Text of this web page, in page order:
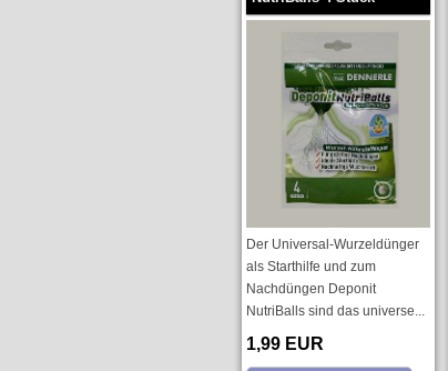
Der Universal-Wurzeldünger
als Starthilfe und zum
Nachdüngen Deponit
NutriBalls sind das universe...
1,99 EUR